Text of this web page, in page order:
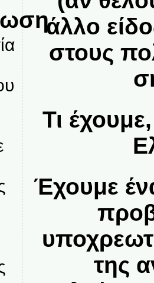
άλλο
στους
Τι
Έχουμε
της